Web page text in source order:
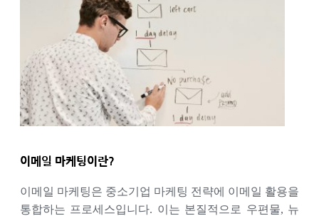
이메일 마케팅이란?
이메일 마케팅은 중소기업 마케팅 전략에 이메일 활용을
통합하는 프로세스입니다. 이는 본질적으로 우편물, 뉴